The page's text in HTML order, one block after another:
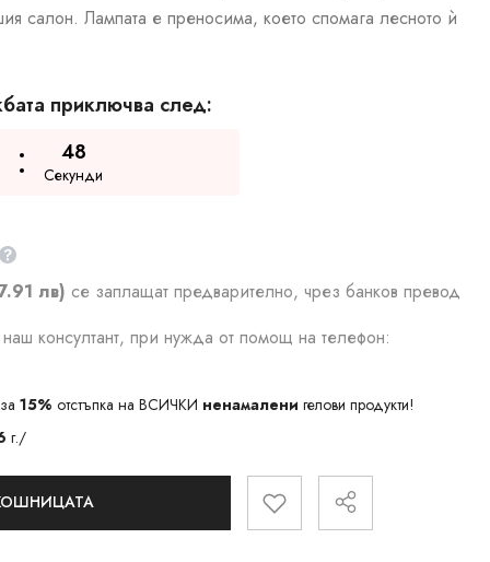
салон. Лампата е преносима, което спомага лесното ѝ
приключва след:
47
Секунди
лв) се заплащат предварително, чрез банков превод
консултант, при нужда от помощ на телефон:
за 15% отстъпка на ВСИЧКИ ненамалени гелови продукти!
г./